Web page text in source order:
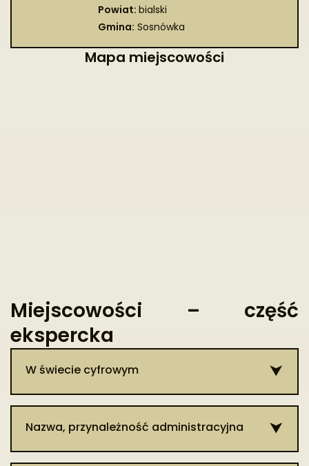
Powiat:bialski
Gmina: Sosnówka
Mapa miejscowości
Miejscowości – część
ekspercka
W świecie cyfrowym
Patrz hasło: Sosnówka.
Nazwa, przynależność administracyjna
Pochodzenie nazwy niejasne. Pierwotnie wieś określana jako